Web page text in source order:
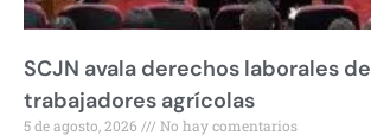
SCJN avala derechos laborales de
trabajadores agrícolas
5 de agosto, 2026 No hay comentarios